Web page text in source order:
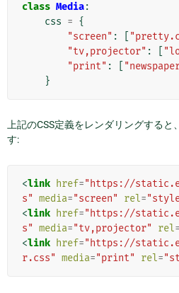
class Media:
css = {
"screen" :
"tv,projector" :
"print" :
}
上記のCSS定義をレンダリングすると
す:
<link href="https://
s" media="screen" rel=
<link href="https://
s" media="tv,projector" rel=
<link href="https://
r.css" media="print" rel=